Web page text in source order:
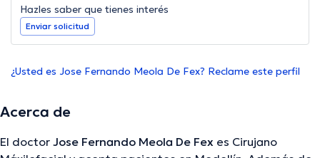
Hazles saber que tienes interés
Enviar solicitud
¿Usted es Jose Fernando Meola De Fex? Reclame este perfil
Acerca de
El doctor Jose Fernando Meola De Fex es Cirujano